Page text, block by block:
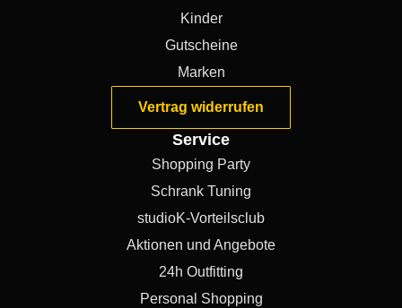
Kinder
Gutscheine
Marken
Vertrag widerrufen
Service
Shopping Party
Schrank Tuning
studioK-Vorteilsclub
Aktionen und Angebote
24h Outfitting
Personal Shopping